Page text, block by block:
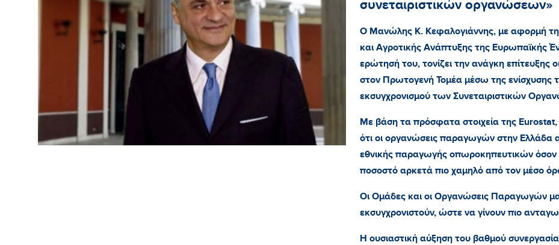
συνεταιριστικών οργανώσεων»
Ο Μανώλης Κ. Κεφαλογιάννης, με αφορμή
και Αγροτικής Ανάπτυξης της Ευρωπαϊκής
ερώτησή του, τονίζει την ανάγκη
στον Πρωτογενή Τομέα μέσω της
εκσυγχρονισμού των Συνεταιριστικών
Με βάση τα πρόσφατα στοιχεία της Eurostat,
ότι οι οργανώσεις παραγωγών στην Ελλάδα
εθνικής παραγωγής οπωροκηπευτικών
ποσοστό αρκετά πιο χαμηλό από τον μέσο
Οι Ομάδες και οι Οργανώσεις Παραγωγών
εκσυγχρονιστούν, ώστε να γίνουν πιο
Η ουσιαστική αύξηση του βαθμού